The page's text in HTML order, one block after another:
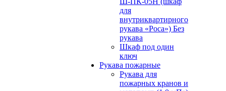
для
внутриквартирного
рукава «Роса») Без
рукава
Шкаф под один
ключ
Рукава пожарные
Рукава для
пожарных кранов и